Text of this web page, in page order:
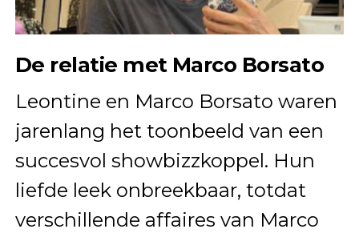
De relatie met Marco Borsato
Leontine en Marco Borsato waren
jarenlang het toonbeeld van een
succesvol showbizzkoppel. Hun
liefde leek onbreekbaar, totdat
verschillende affaires van Marco